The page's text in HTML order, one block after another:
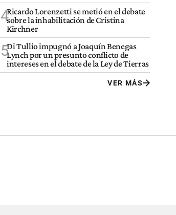
4Ricardo Lorenzetti se metió en el debate
sobre la inhabilitación de Cristina
Kirchner
5Di Tullio impugnó a Joaquín Benegas
Lynch por un presunto conflicto de
intereses en el debate de la Ley de Tierras
VER MÁS